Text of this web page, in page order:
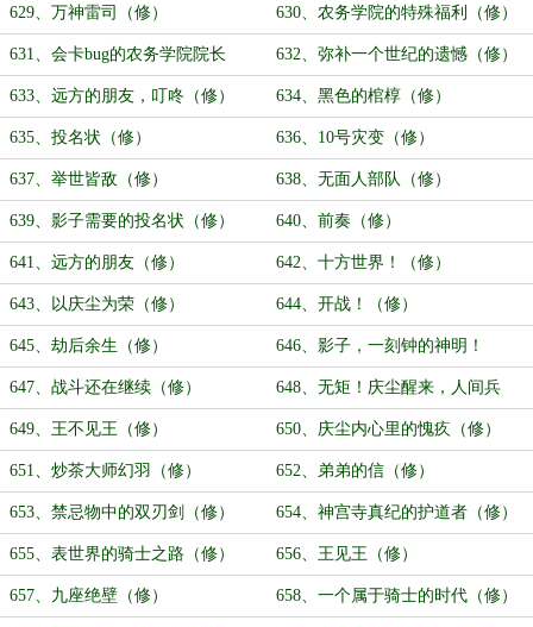
629、万神雷司（修） 630、农务学院的特殊福利（修）
631、会卡bug的农务学院院长
（修）
632、弥补一个世纪的遗憾（修）
633、远方的朋友，叮咚（修） 634、黑色的棺椁（修）
635、投名状（修） 636、10号灾变（修）
637、举世皆敌（修） 638、无面人部队（修）
639、影子需要的投名状（修） 640、前奏（修）
641、远方的朋友（修） 642、十方世界！（修）
643、以庆尘为荣（修） 644、开战！（修）
645、劫后余生（修） 646、影子，一刻钟的神明！
（修）
647、战斗还在继续（修） 648、无矩！庆尘醒来，人间兵
器！（修）
649、王不见王（修） 650、庆尘内心里的愧疚（修）
651、炒茶大师幻羽（修） 652、弟弟的信（修）
653、禁忌物中的双刃剑（修） 654、神宫寺真纪的护道者（修）
655、表世界的骑士之路（修） 656、王见王（修）
657、九座绝壁（修） 658、一个属于骑士的时代（修）